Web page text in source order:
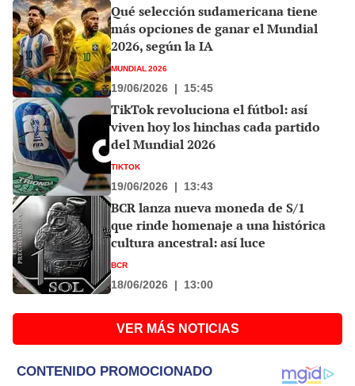
Qué selección sudamericana tiene
más opciones de ganar el Mundial
2026, según la IA
MUNDIAL 2026
19/06/2026 | 15:45
TikTok revoluciona el fútbol: así
viven hoy los hinchas cada partido
del Mundial 2026
TIKTOK
19/06/2026 | 13:43
BCR lanza nueva moneda de S/1
que rinde homenaje a una histórica
cultura ancestral: así luce
BCR
18/06/2026 | 13:00
VER MÁS NOTICIAS